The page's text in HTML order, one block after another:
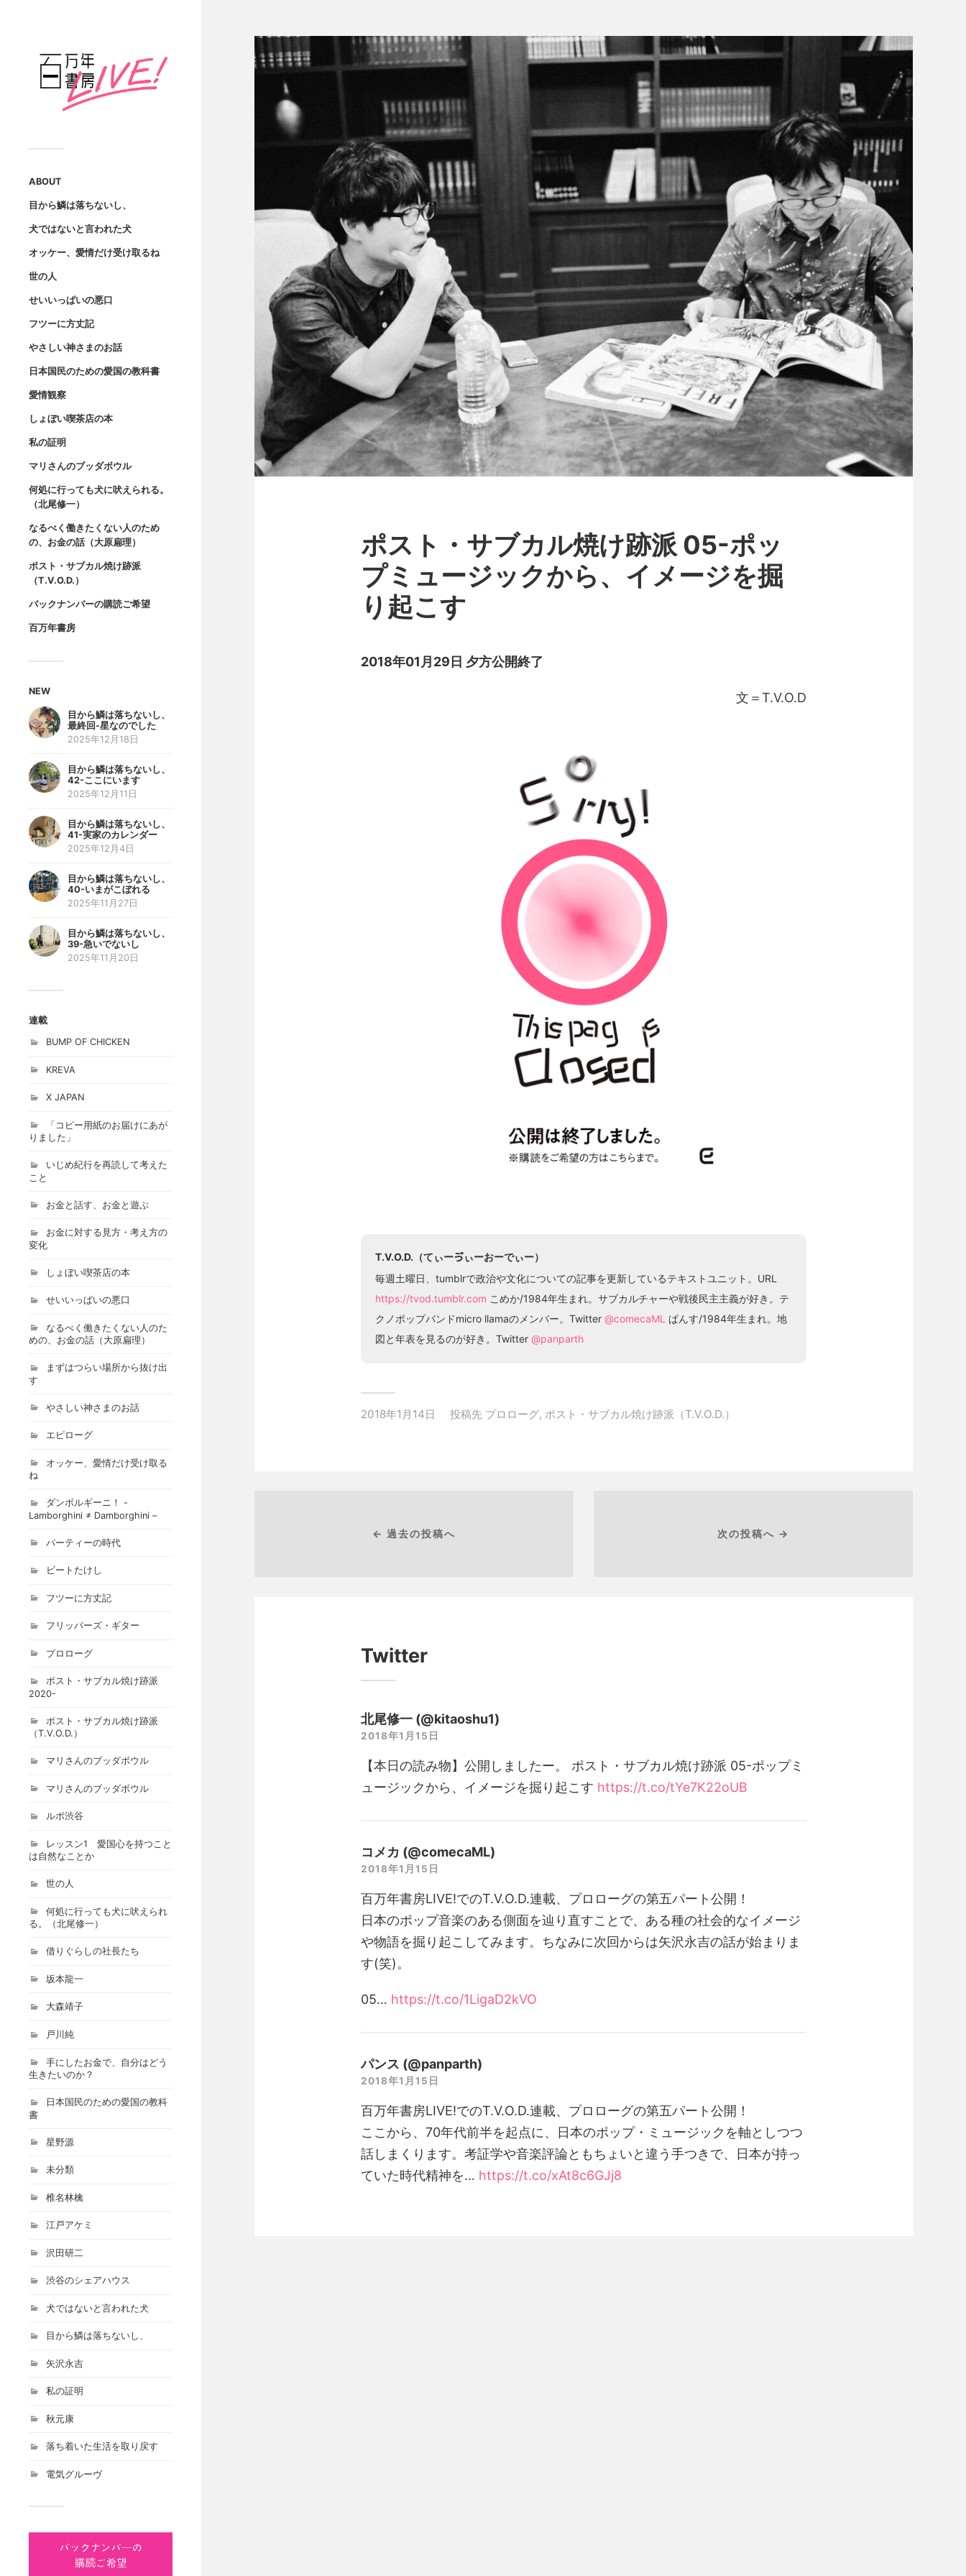
ABOUT
目から鱗は落ちないし、
犬ではないと言われた犬
オッケー、愛情だけ受け取るね
世の人
せいいっぱいの悪口
フツーに方丈記
やさしい神さまのお話
日本国民のための愛国の教科書
愛情観察
しょぼい喫茶店の本
私の証明
マリさんのブッダボウル
何処に行っても犬に吠えられる。
（北尾修一）
なるべく働きたくない人のため
の、お金の話（大原扁理）
ポスト・サブカル焼け跡派
（T.V.O.D.）
バックナンバーの購読ご希望
百万年書房
NEW
目から鱗は落ちないし、
最終回-星なのでした
2025年12月18日
目から鱗は落ちないし、
42-ここにいます
2025年12月11日
目から鱗は落ちないし、
41-実家のカレンダー
2025年12月4日
目から鱗は落ちないし、
40-いまがこぼれる
2025年11月27日
目から鱗は落ちないし、
39-急いでないし
2025年11月20日
連載
BUMP OF CHICKEN
KREVA
X JAPAN
「コピー用紙のお届けにあが
りました」
いじめ紀行を再読して考えた
こと
お金と話す、お金と遊ぶ
お金に対する見方・考え方の
変化
しょぼい喫茶店の本
せいいっぱいの悪口
なるべく働きたくない人のた
めの、お金の話（大原扁理）
まずはつらい場所から抜け出
す
やさしい神さまのお話
エピローグ
オッケー、愛情だけ受け取る
ね
ダンボルギーニ！ -
Lamborghini ≠ Damborghini –
パーティーの時代
ビートたけし
フツーに方丈記
フリッパーズ・ギター
プロローグ
ポスト・サブカル焼け跡派
2020-
ポスト・サブカル焼け跡派
（T.V.O.D.）
マリさんのブッダボウル
マリさんのブッダボウル
ルポ渋谷
レッスン1 愛国心を持つこと
は自然なことか
世の人
何処に行っても犬に吠えられ
る。（北尾修一）
借りぐらしの社長たち
坂本龍一
大森靖子
戸川純
手にしたお金で、自分はどう
生きたいのか？
日本国民のための愛国の教科
書
星野源
未分類
椎名林檎
江戸アケミ
沢田研二
渋谷のシェアハウス
犬ではないと言われた犬
目から鱗は落ちないし、
矢沢永吉
私の証明
秋元康
落ち着いた生活を取り戻す
電気グルーヴ
ポスト・サブカル焼け跡派 05-ポッ
プミュージックから、イメージを掘
り起こす
2018年01月29日 夕方公開終了
文＝T.V.O.D
T.V.O.D.（てぃーゔぃーおーでぃー）
毎週土曜日、tumblrで政治や文化についての記事を更新しているテキストユニット。URL
https://tvod.tumblr.com こめか/1984年生まれ。サブカルチャーや戦後民主主義が好き。テ
クノポップバンドmicro llamaのメンバー。Twitter @comecaML ぱんす/1984年生まれ。地
図と年表を見るのが好き。Twitter @panparth
2018年1月14日 投稿先 プロローグ, ポスト・サブカル焼け跡派（T.V.O.D.）
← 過去の投稿へ 次の投稿へ →
Twitter
北尾修一 (@kitaoshu1)
2018年1月15日
【本日の読み物】公開しましたー。 ポスト・サブカル焼け跡派 05-ポップミ
ュージックから、イメージを掘り起こす https://t.co/tYe7K22oUB
コメカ (@comecaML)
2018年1月15日
百万年書房LIVE!でのT.V.O.D.連載、プロローグの第五パート公開！
日本のポップ音楽のある側面を辿り直すことで、ある種の社会的なイメージ
や物語を掘り起こしてみます。ちなみに次回からは矢沢永吉の話が始まりま
す(笑)。
05… https://t.co/1LigaD2kVO
パンス (@panparth)
2018年1月15日
百万年書房LIVE!でのT.V.O.D.連載、プロローグの第五パート公開！
ここから、70年代前半を起点に、日本のポップ・ミュージックを軸としつつ
話しまくります。考証学や音楽評論ともちょいと違う手つきで、日本が持っ
ていた時代精神を… https://t.co/xAt8c6GJj8